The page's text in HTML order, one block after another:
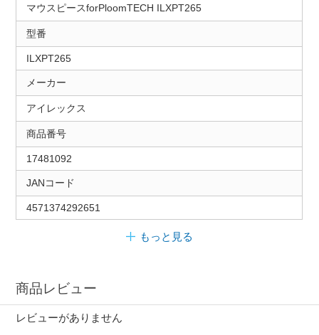
マウスピースforPloomTECH ILXPT265
型番
ILXPT265
メーカー
アイレックス
商品番号
17481092
JANコード
4571374292651
もっと見る
商品レビュー
レビューがありません